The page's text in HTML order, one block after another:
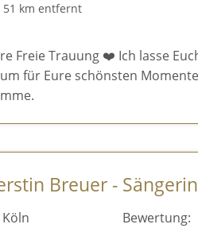
51 km entfernt
Freie Trauung ❤️ Ich lasse
für Eure schönsten
Breuer -
Köln
Bewertung: